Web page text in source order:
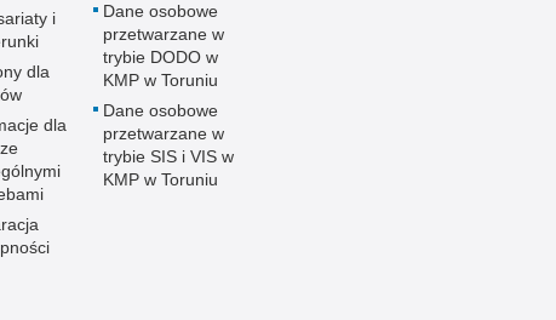
i
dla
dla
Dane osobowe
przetwarzane w
trybie DODO w
KMP w Toruniu
Dane osobowe
przetwarzane w
trybie SIS i VIS w
KMP w Toruniu